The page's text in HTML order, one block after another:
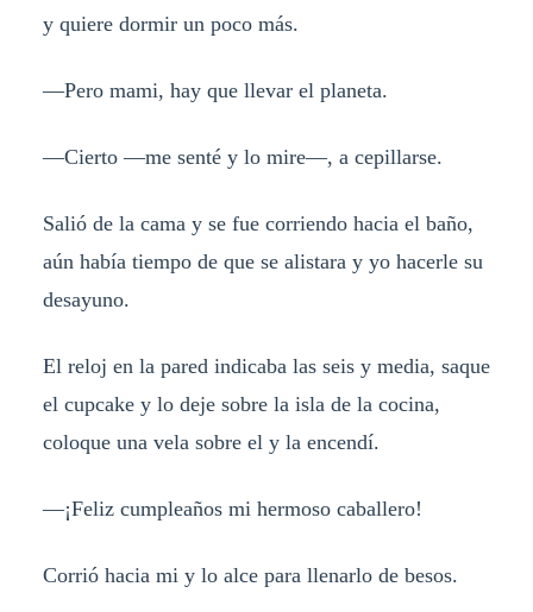
y quiere dormir un poco más.
—Pero mami, hay que llevar el planeta.
—Cierto —me senté y lo mire—, a cepillarse.
Salió de la cama y se fue corriendo hacia el baño,
aún había tiempo de que se alistara y yo hacerle su
desayuno.
El reloj en la pared indicaba las seis y media, saque
el cupcake y lo deje sobre la isla de la cocina,
coloque una vela sobre el y la encendí.
—¡Feliz cumpleaños mi hermoso caballero!
Corrió hacia mi y lo alce para llenarlo de besos.